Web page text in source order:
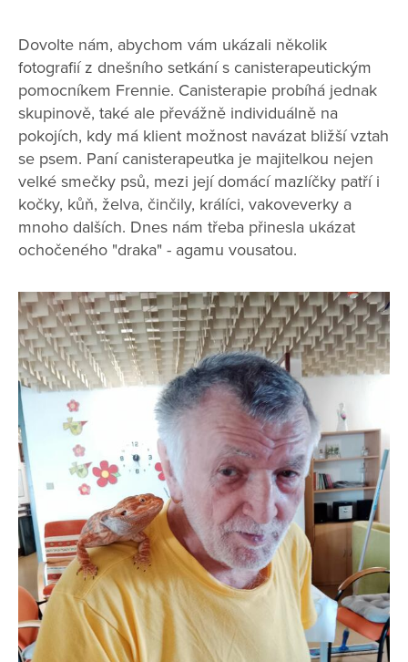
Dovolte nám, abychom vám ukázali několik
fotografií z dnešního setkání s canisterapeutickým
pomocníkem Frennie. Canisterapie probíhá jednak
skupinově, také ale převážně individuálně na
pokojích, kdy má klient možnost navázat bližší vztah
se psem. Paní canisterapeutka je majitelkou nejen
velké smečky psů, mezi její domácí mazlíčky patří i
kočky, kůň, želva, činčily, králíci, vakoveverky a
mnoho dalších. Dnes nám třeba přinesla ukázat
ochočeného "draka" - agamu vousatou.